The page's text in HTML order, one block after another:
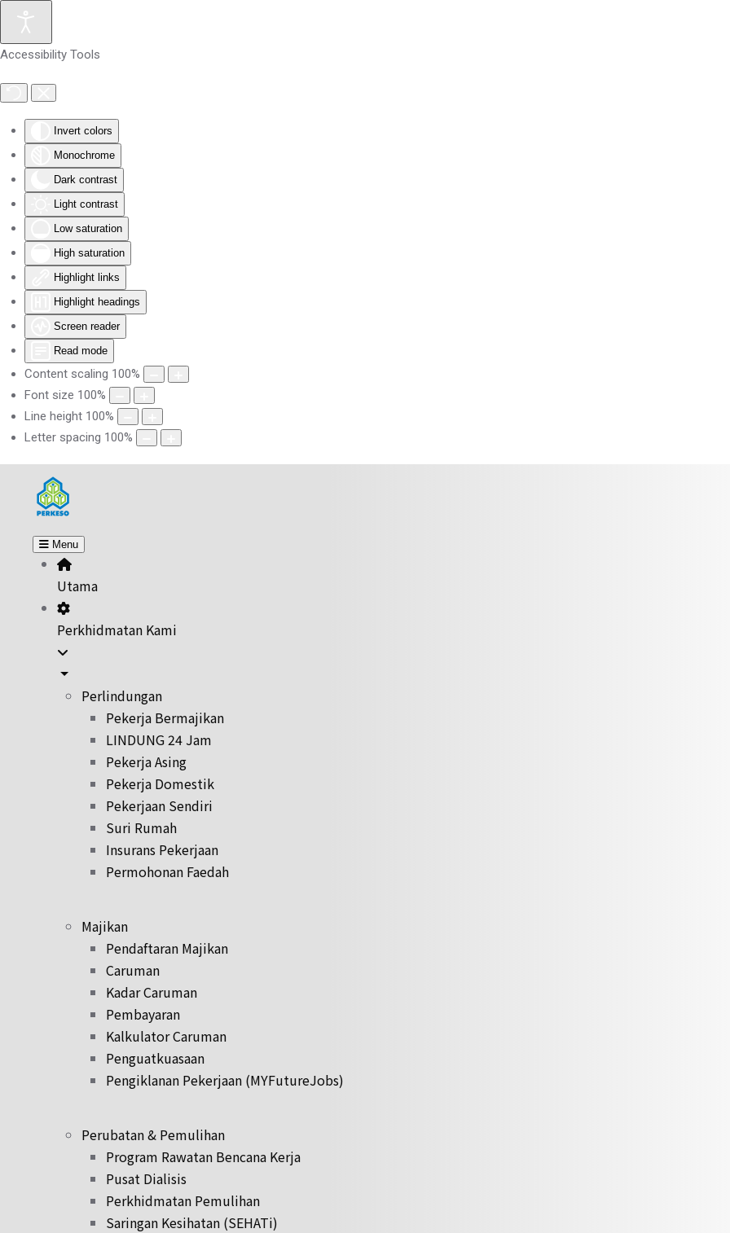
Accessibility Tools
Invert colors
Monochrome
Dark contrast
Light contrast
Low saturation
High saturation
Highlight links
Highlight headings
Screen reader
Read mode
Content scaling 100%
Font size 100%
Line height 100%
Letter spacing 100%
Skip to main content
Menu
Utama
Perkhidmatan Kami
Perlindungan
Pekerja Bermajikan
LINDUNG 24 Jam
Pekerja Asing
Pekerja Domestik
Pekerjaan Sendiri
Suri Rumah
Insurans Pekerjaan
Permohonan Faedah
Majikan
Pendaftaran Majikan
Caruman
Kadar Caruman
Pembayaran
Kalkulator Caruman
Penguatkuasaan
Pengiklanan Pekerjaan (MYFutureJobs)
Perubatan & Pemulihan
Program Rawatan Bencana Kerja
Pusat Dialisis
Perkhidmatan Pemulihan
Saringan Kesihatan (SEHATi)